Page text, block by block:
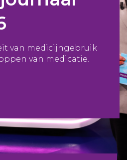
van medicijngebruik
van medicatie.